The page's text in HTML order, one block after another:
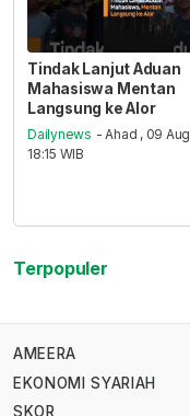
Tindak Lanjut Aduan
Mahasiswa Mentan
Langsung ke Alor
Dailynews - Ahad , 09
18:15 WIB
Terpopuler
AMEERA
EKONOMI SYARIAH
SKOR